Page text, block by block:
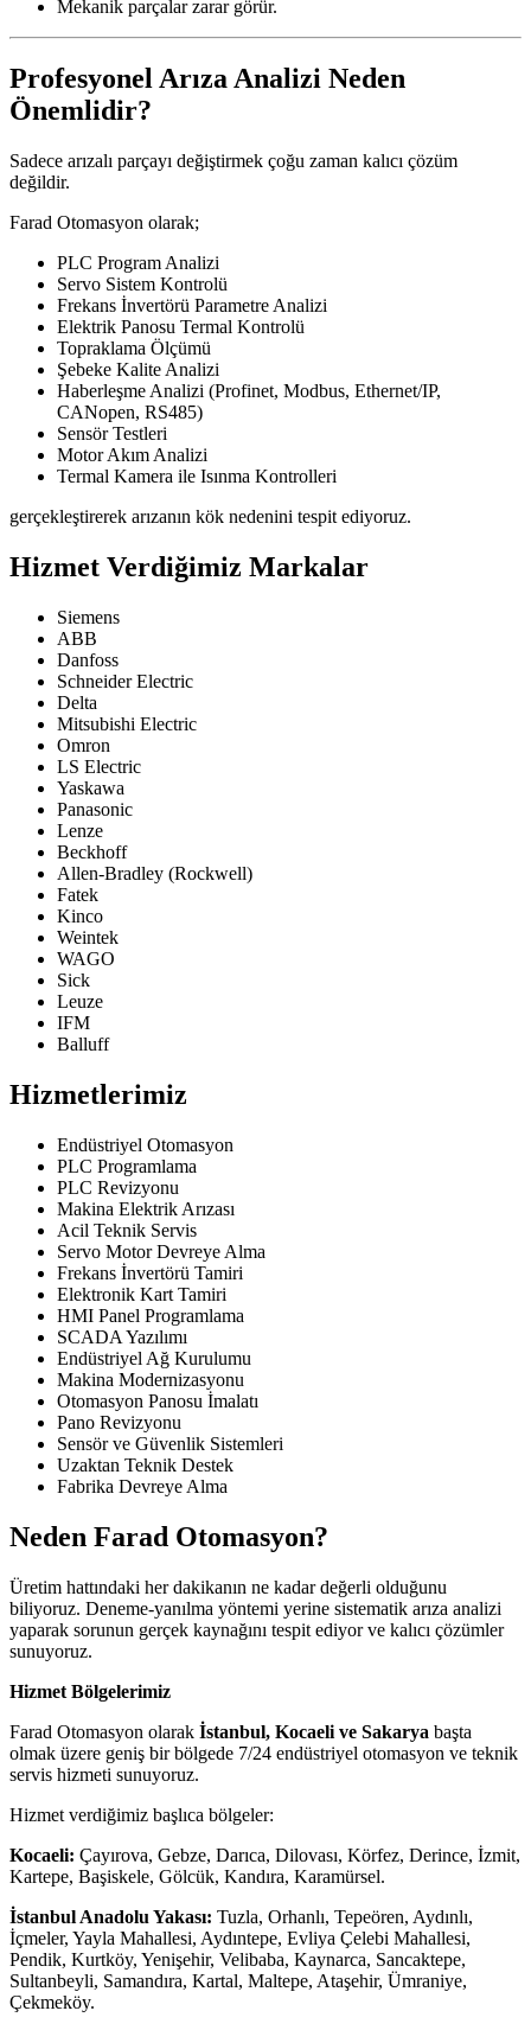
Mekanik parçalar zarar görür.
Profesyonel Arıza Analizi Neden
Önemlidir?
Sadece arızalı parçayı değiştirmek çoğu zaman kalıcı çözüm
değildir.
Farad Otomasyon olarak;
PLC Program Analizi
Servo Sistem Kontrolü
Frekans İnvertörü Parametre Analizi
Elektrik Panosu Termal Kontrolü
Topraklama Ölçümü
Şebeke Kalite Analizi
Haberleşme Analizi (Profinet, Modbus, Ethernet/IP,
CANopen, RS485)
Sensör Testleri
Motor Akım Analizi
Termal Kamera ile Isınma Kontrolleri
gerçekleştirerek arızanın kök nedenini tespit ediyoruz.
Hizmet Verdiğimiz Markalar
Siemens
ABB
Danfoss
Schneider Electric
Delta
Mitsubishi Electric
Omron
LS Electric
Yaskawa
Panasonic
Lenze
Beckhoff
Allen-Bradley (Rockwell)
Fatek
Kinco
Weintek
WAGO
Sick
Leuze
IFM
Balluff
Hizmetlerimiz
Endüstriyel Otomasyon
PLC Programlama
PLC Revizyonu
Makina Elektrik Arızası
Acil Teknik Servis
Servo Motor Devreye Alma
Frekans İnvertörü Tamiri
Elektronik Kart Tamiri
HMI Panel Programlama
SCADA Yazılımı
Endüstriyel Ağ Kurulumu
Makina Modernizasyonu
Otomasyon Panosu İmalatı
Pano Revizyonu
Sensör ve Güvenlik Sistemleri
Uzaktan Teknik Destek
Fabrika Devreye Alma
Neden Farad Otomasyon?
Üretim hattındaki her dakikanın ne kadar değerli olduğunu
biliyoruz. Deneme-yanılma yöntemi yerine sistematik arıza analizi
yaparak sorunun gerçek kaynağını tespit ediyor ve kalıcı çözümler
sunuyoruz.
Hizmet Bölgelerimiz
Farad Otomasyon olarak İstanbul, Kocaeli ve Sakarya başta
olmak üzere geniş bir bölgede 7/24 endüstriyel otomasyon ve teknik
servis hizmeti sunuyoruz.
Hizmet verdiğimiz başlıca bölgeler:
Kocaeli: Çayırova, Gebze, Darıca, Dilovası, Körfez, Derince, İzmit,
Kartepe, Başiskele, Gölcük, Kandıra, Karamürsel.
İstanbul Anadolu Yakası: Tuzla, Orhanlı, Tepeören, Aydınlı,
İçmeler, Yayla Mahallesi, Aydıntepe, Evliya Çelebi Mahallesi,
Pendik, Kurtköy, Yenişehir, Velibaba, Kaynarca, Sancaktepe,
Sultanbeyli, Samandıra, Kartal, Maltepe, Ataşehir, Ümraniye,
Çekmeköy.